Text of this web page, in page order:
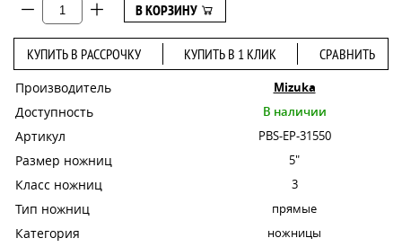
В КОРЗИНУ
КУПИТЬ В РАССРОЧКУ КУПИТЬ В 1 КЛИК СРАВНИТЬ
Производитель Mizuka
Доступность В наличии
Артикул PBS-EP-31550
Размер ножниц 5"
Класс ножниц 3
Тип ножниц прямые
Категория ножницы